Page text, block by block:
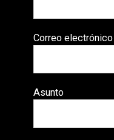
Correo electrónico
Asunto